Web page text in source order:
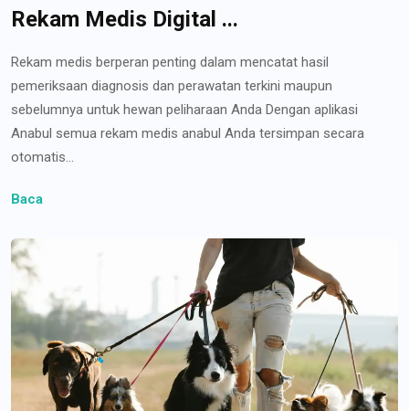
Rekam Medis Digital ...
Rekam medis berperan penting dalam mencatat hasil
pemeriksaan diagnosis dan perawatan terkini maupun
sebelumnya untuk hewan peliharaan Anda Dengan aplikasi
Anabul semua rekam medis anabul Anda tersimpan secara
otomatis...
Baca